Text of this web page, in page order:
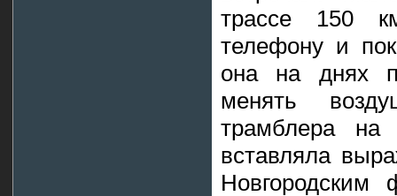
трассе 150
телефону и
она на днях
менять
трамблера
вставляла
Новгородским